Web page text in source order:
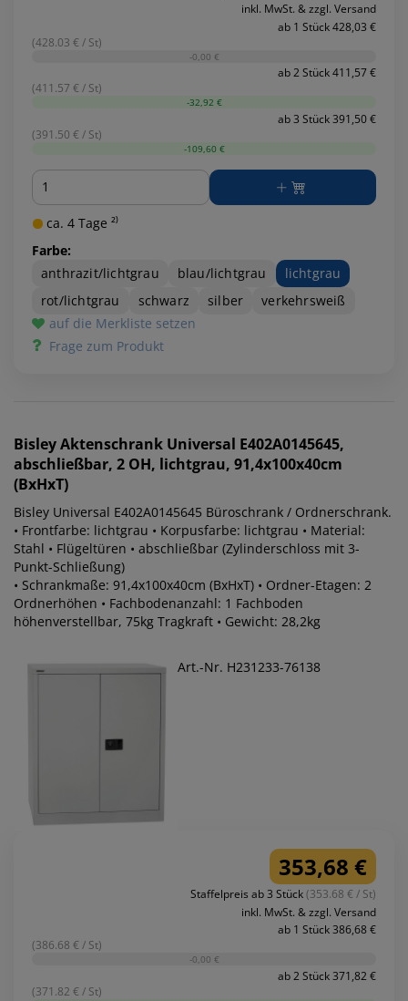
inkl. MwSt. & zzgl. Versand
ab 1 Stück 428,03 €
(428.03 € / St)
-0,00 €
ab 2 Stück 411,57 €
(411.57 € / St)
-32,92 €
ab 3 Stück 391,50 €
(391.50 € / St)
-109,60 €
Menge
ca. 4 Tage ²⁾
Farbe:
anthrazit/lichtgrau
blau/lichtgrau
lichtgrau
rot/lichtgrau
schwarz silber
verkehrsweiß
auf die Merkliste setzen
Frage zum Produkt
BisleyAktenschrank Universal E402A0145645,
abschließbar, 2 OH, lichtgrau, 91,4x100x40cm
(BxHxT)
Bisley Universal E402A0145645 Büroschrank / Ordnerschrank.
• Frontfarbe: lichtgrau • Korpusfarbe: lichtgrau • Material:
Stahl • Flügeltüren • abschließbar (Zylinderschloss mit 3-
Punkt-Schließung)
• Schrankmaße: 91,4x100x40cm (BxHxT) • Ordner-Etagen: 2
Ordnerhöhen • Fachbodenanzahl: 1 Fachboden
höhenverstellbar, 75kg Tragkraft • Gewicht: 28,2kg
Art.-Nr. H231233-76138
353,68 €
Staffelpreis ab 3 Stück(353.68 € / St)
inkl. MwSt. & zzgl. Versand
ab 1 Stück 386,68 €
(386.68 € / St)
-0,00 €
ab 2 Stück 371,82 €
(371.82 € / St)